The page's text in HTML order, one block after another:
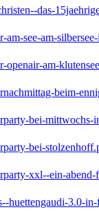
das-
am-see-am-
openair-am-
beim-
bei-mittwochs-
bei-
xxl--ein-abend-
huettengaudi-3.0-